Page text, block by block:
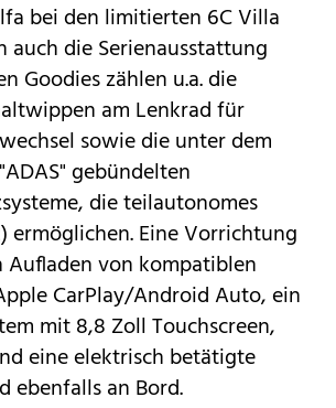
bei den limitierten 6C Villa
auch die Serienausstattung
Goodies zählen u.a. die
am Lenkrad für
sowie die unter dem
gebündelten
die teilautonomes
ermöglichen. Eine Vorrichtung
von kompatiblen
CarPlay/Android Auto, ein
mit 8,8 Zoll Touchscreen,
eine elektrisch betätigte
ebenfalls an Bord.